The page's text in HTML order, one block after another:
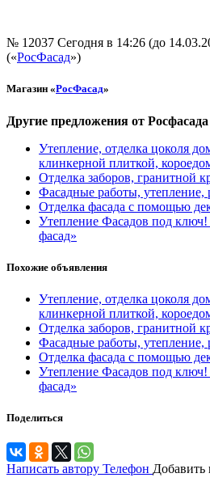
№ 12037 Сегодня в 14:26 (до
(«РосФасад»)
Магазин «РосФасад»
Другие предложения от Росфасада
Утепление, отделка цоколя
клинкерной плиткой,
Отделка заборов, гранитной
Фасадные работы, утепление,
Отделка фасада с помощью
Утепление Фасадов под
фасад»
Похожие объявления
Утепление, отделка цоколя
клинкерной плиткой,
Отделка заборов, гранитной
Фасадные работы, утепление,
Отделка фасада с помощью
Утепление Фасадов под
фасад»
Поделиться
Написать автору Телефон Добавить